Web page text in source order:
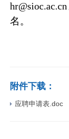
名。
附件下载：
应聘申请表.doc